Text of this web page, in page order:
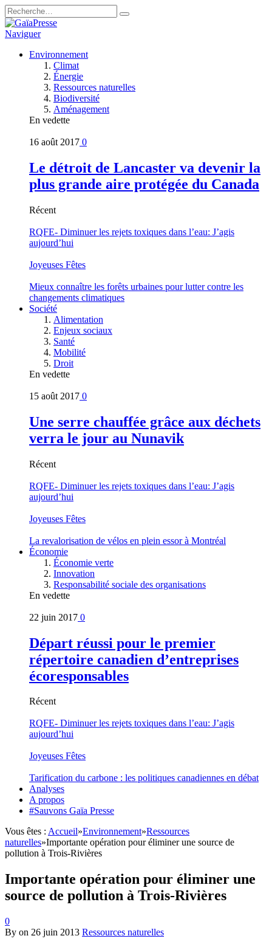
Naviguer
Environnement
Climat
Énergie
Ressources naturelles
Biodiversité
Aménagement
En vedette
16 août 2017 0
Le détroit de Lancaster va devenir la
plus grande aire protégée du Canada
Récent
RQFE- Diminuer les rejets toxiques dans l’eau: J’agis
aujourd’hui
Joyeuses Fêtes
Mieux connaître les forêts urbaines pour lutter contre les
changements climatiques
Société
Alimentation
Enjeux sociaux
Santé
Mobilité
Droit
En vedette
15 août 2017 0
Une serre chauffée grâce aux déchets
verra le jour au Nunavik
Récent
RQFE- Diminuer les rejets toxiques dans l’eau: J’agis
aujourd’hui
Joyeuses Fêtes
La revalorisation de vélos en plein essor à Montréal
Économie
Économie verte
Innovation
Responsabilité sociale des organisations
En vedette
22 juin 2017 0
Départ réussi pour le premier
répertoire canadien d’entreprises
écoresponsables
Récent
RQFE- Diminuer les rejets toxiques dans l’eau: J’agis
aujourd’hui
Joyeuses Fêtes
Tarification du carbone : les politiques canadiennes en débat
Analyses
A propos
#Sauvons Gaïa Presse
Vous êtes : Accueil»Environnement»Ressources
naturelles»Importante opération pour éliminer une source de
pollution à Trois-Rivières
Importante opération pour éliminer une
source de pollution à Trois-Rivières
0
By on 26 juin 2013 Ressources naturelles